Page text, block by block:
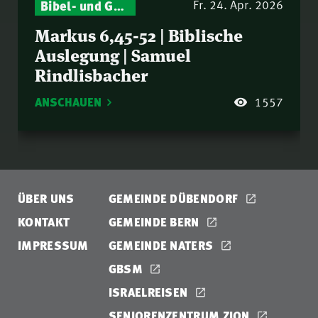
Bibel- und Gebetsstunde – Jeden Donnerstag neu: Vers-für-Vers-Auslegungen Fr. 24. Apr. 2026
Markus 6,45-52 | Biblische
Auslegung | Samuel
Rindlisbacher
ANSCHAUEN 1557
ÜBER UNS
KONTAKT
IMPRESSUM
GEMEINDE DÜBENDORF
GEMEINDE BERN
GEMEINDE NATERS
GBSM
ISRAELREISEN